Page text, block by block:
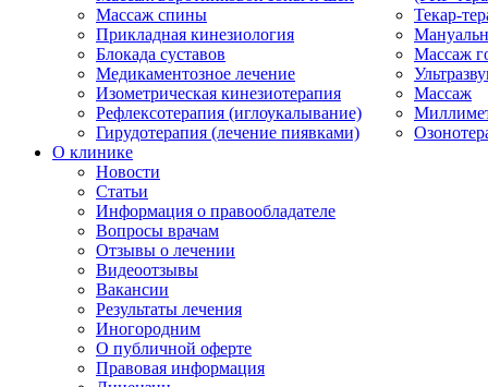
Массаж спины
Прикладная кинезиология
Блокада суставов
Медикаментозное лечение
Изометрическая кинезиотерапия
Рефлексотерапия (иглоукалывание)
Гирудотерапия (лечение пиявками)
Текар-
Массаж
Массаж
О клинике
Новости
Статьи
Информация о правообладателе
Вопросы врачам
Отзывы о лечении
Видеоотзывы
Вакансии
Результаты лечения
Иногородним
О публичной оферте
Правовая информация